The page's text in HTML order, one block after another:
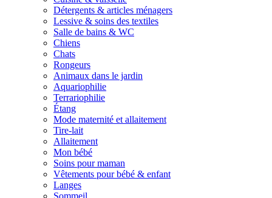
Détergents & articles ménagers
Lessive & soins des textiles
Salle de bains & WC
Chiens
Chats
Rongeurs
Animaux dans le jardin
Aquariophilie
Terrariophilie
Étang
Mode maternité et allaitement
Tire-lait
Allaitement
Mon bébé
Soins pour maman
Vêtements pour bébé & enfant
Langes
Sommeil